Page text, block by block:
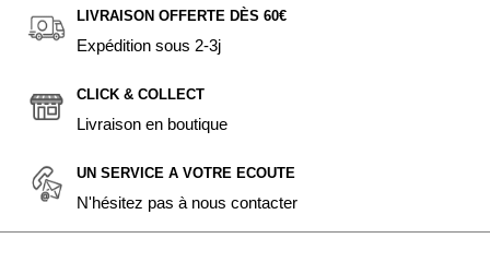
LIVRAISON OFFERTE DÈS 60€
Expédition sous 2-3j
CLICK & COLLECT
Livraison en boutique
UN SERVICE A VOTRE ECOUTE
N'hésitez pas à nous contacter